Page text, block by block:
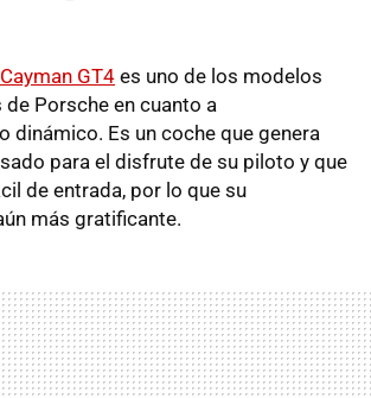
GT4 es uno de los modelos
Porsche en cuanto a
dinámico. Es un coche que genera
para el disfrute de su piloto y que
de entrada, por lo que su
más gratificante.